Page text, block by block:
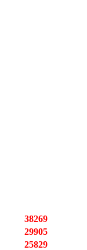
38269
29905
25829